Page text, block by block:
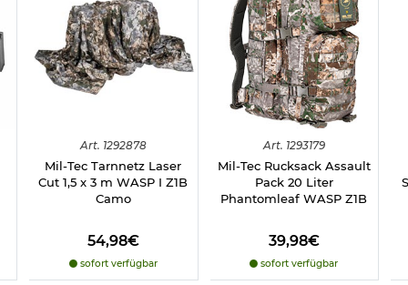
Packmaß: ca. 25,5 x 23 x 8,5 cm
Gewicht: ca. 1600 g
Material: 100% Polyester
Farbe: WASP I Z1B
Marke: Mil-Tec
Art. 1292878
Mil-Tec Tarnnetz Laser
Cut 1,5 x 3 m WASP I Z1B
Camo
54,98€
sofort verfügbar
Art. 1293179
Mil-Tec Rucksack Assault
Pack 20 Liter
Phantomleaf WASP Z1B
39,98€
sofort verfügbar